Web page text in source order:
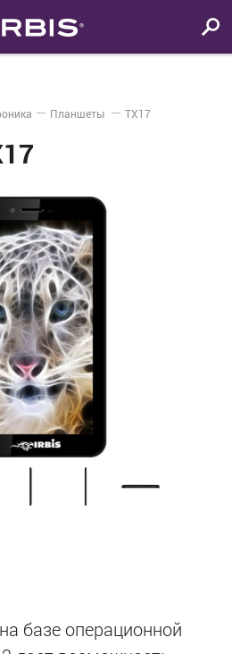
Планшеты TX17
базе операционной